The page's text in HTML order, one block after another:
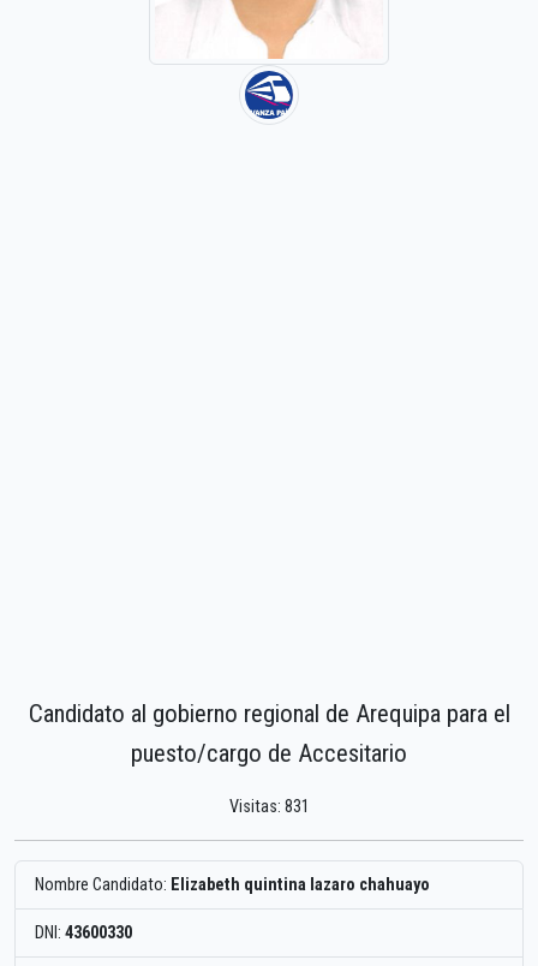
Candidato al gobierno regional de Arequipa para el
puesto/cargo de Accesitario
Visitas: 831
Nombre Candidato: Elizabeth quintina lazaro chahuayo
DNI: 43600330